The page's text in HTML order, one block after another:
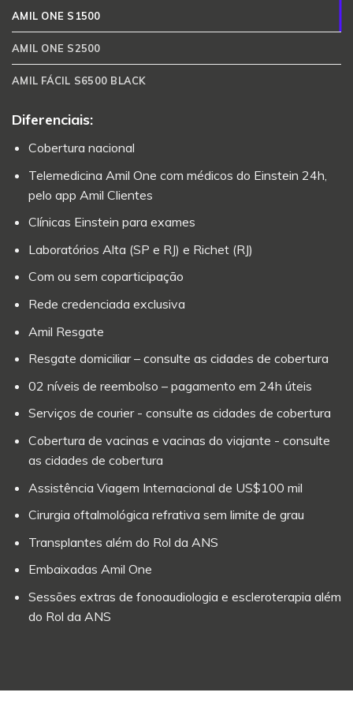
AMIL ONE S1500
AMIL ONE S2500
AMIL FÁCIL S6500 BLACK
Diferenciais:
Cobertura nacional
Telemedicina Amil One com médicos do Einstein 24h,
pelo app Amil Clientes
Clínicas Einstein para exames
Laboratórios Alta (SP e RJ) e Richet (RJ)
Com ou sem coparticipação
Rede credenciada exclusiva
Amil Resgate
Resgate domiciliar – consulte as cidades de cobertura
02 níveis de reembolso – pagamento em 24h úteis
Serviços de courier - consulte as cidades de cobertura
Cobertura de vacinas e vacinas do viajante - consulte
as cidades de cobertura
Assistência Viagem Internacional de US$100 mil
Cirurgia oftalmológica refrativa sem limite de grau
Transplantes além do Rol da ANS
Embaixadas Amil One
Sessões extras de fonoaudiologia e escleroterapia além
do Rol da ANS